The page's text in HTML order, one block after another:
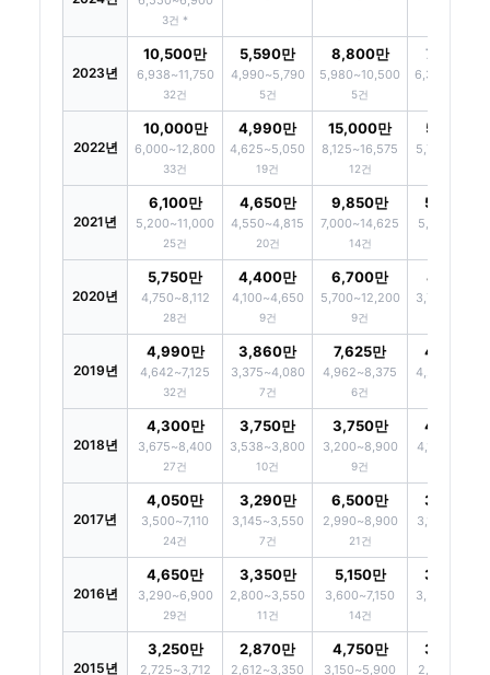
3건 *
2023년
10,500만
6,938~11,750
32건
5,590만
4,990~5,790
5건
8,800만
5,980~10,500
5건
7,400만
6,325~8,225
2022년
10,000만
6,000~12,800
33건
4,990만
4,625~5,050
19건
15,000만
8,125~16,575
12건
5,925만
5,700~6,442
2021년
6,100만
5,200~11,000
25건
4,650만
4,550~4,815
20건
9,850만
7,000~14,625
14건
5,428만
5,018~6,162
2020년
5,750만
4,750~8,112
28건
4,400만
4,100~4,650
9건
6,700만
5,700~12,200
9건
4,150만
3,790~4,750
2019년
4,990만
4,642~7,125
32건
3,860만
3,375~4,080
7건
7,625만
4,962~8,375
6건
4,750만
4,275~6,299
2018년
4,300만
3,675~8,400
27건
3,750만
3,538~3,800
10건
3,750만
3,200~8,900
9건
4,500만
4,125~5,300
2017년
4,050만
3,500~7,110
24건
3,290만
3,145~3,550
7건
6,500만
2,990~8,900
21건
3,750만
3,188~4,325
2016년
4,650만
3,290~6,900
29건
3,350만
2,800~3,550
11건
5,150만
3,600~7,150
14건
3,825만
3,562~4,612
2015년
3,250만
2,725~3,712
2,870만
2,612~3,350
4,750만
3,150~5,900
3,050만
2,912~3,188